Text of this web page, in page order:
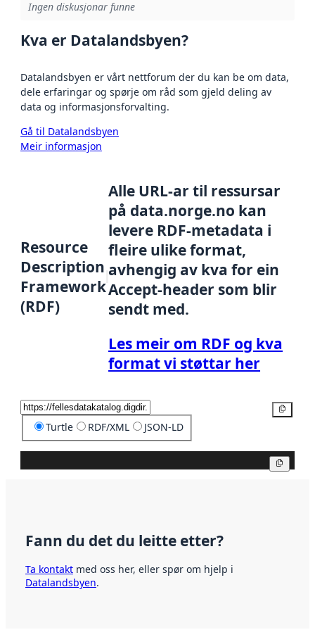
Ingen diskusjonar funne
Kva er Datalandsbyen?
Datalandsbyen er vårt nettforum der du kan be om data,
dele erfaringar og spørje om råd som gjeld deling av
data og informasjonsforvalting.
Gå til Datalandsbyen
Meir informasjon
Resource
Description
Framework
(RDF)
Alle URL-ar til ressursar
på data.norge.no kan
levere RDF-metadata i
fleire ulike format,
avhengig av kva for ein
Accept-header som blir
sendt med.
Les meir om RDF og kva
format vi støttar her
Turtle RDF/XML JSON-LD
Fann du det du leitte etter?
Ta kontakt med oss her, eller spør om hjelp i
Datalandsbyen.